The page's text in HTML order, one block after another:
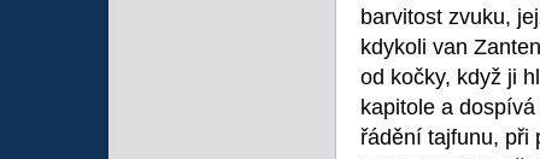
barvitost zvuku,
kdykoli van
od kočky, když ji
kapitole a
řádění tajfunu, při